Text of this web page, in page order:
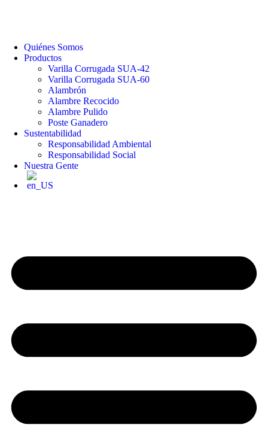
Quiénes Somos
Productos
Varilla Corrugada SUA-42
Varilla Corrugada SUA-60
Alambrón
Alambre Recocido
Alambre Pulido
Poste Ganadero
Sustentabilidad
Responsabilidad Ambiental
Responsabilidad Social
Nuestra Gente